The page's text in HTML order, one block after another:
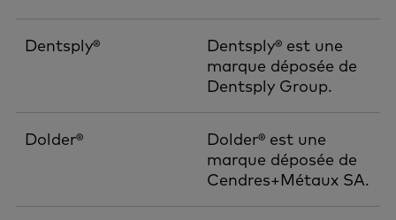
Dentsply®
Dentsply® est une
marque déposée de
Dentsply Group.
Dolder®
Dolder® est une
marque déposée de
Cendres+Métaux SA.